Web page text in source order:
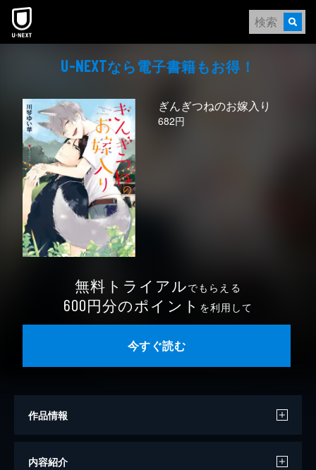
本文へスキップ
U-NEXTなら電⼦書籍もお得！
ぎんぎつねのお嫁入り
682円
無料トライアルでもらえる
600円分のポイント を利用して
今すぐ読む
作品情報
著者
内容紹介